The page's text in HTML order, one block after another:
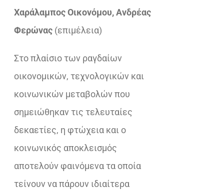
was:
Χαράλαμπος Οικονόμου, Ανδρέας
Φερώνας (επιμέλεια)
Στο πλαίσιο των ραγδαίων
οικονομικών, τεχνολογικών και
κοινωνικών μεταβολών που
σημειώθηκαν τις τελευταίες
δεκαετίες, η φτώχεια και ο
κοινωνικός αποκλεισμός
αποτελούν φαινόμενα τα οποία
τείνουν να πάρουν ιδιαίτερα